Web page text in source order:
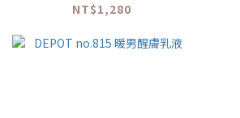
NT$1,280